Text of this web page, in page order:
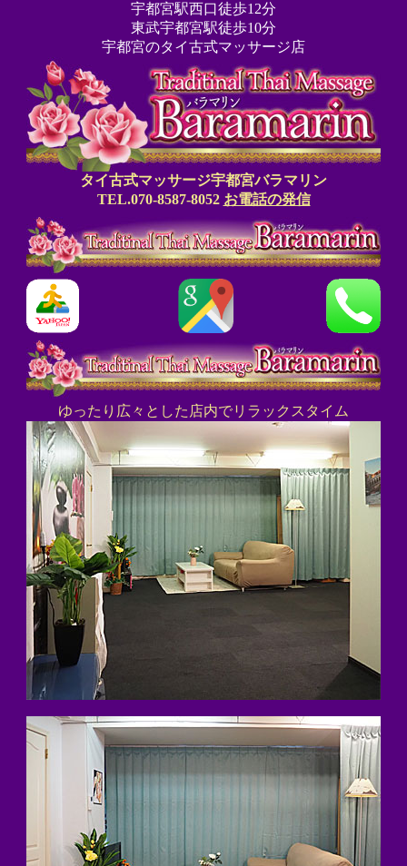
宇都宮駅西口徒歩12分
東武宇都宮駅徒歩10分
宇都宮のタイ古式マッサージ店
タイ古式マッサージ宇都宮バラマリン
TEL.070-8587-8052 お電話の発信
ゆったり広々とした店内でリラックスタイム